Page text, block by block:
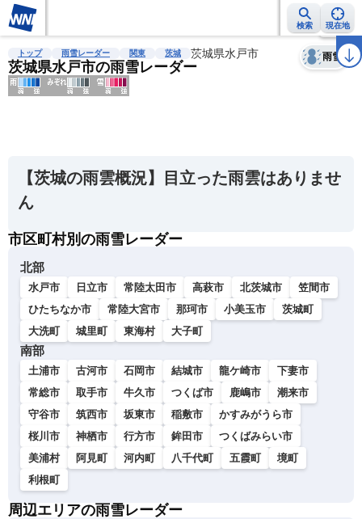
検索 現在地
雨雲レーダー 台風情報 地震情報 警報・注意報 2週間天気 ラ
トップ 雨雪レーダー 関東 茨城 茨城県水戸市
茨城県水戸市の雨雪レーダー
雨雪
天気 台風
【茨城の雨雲概況】目立った雨雲はありませ
ん
市区町村別の雨雪レーダー
北部
水戸市 日立市 常陸太田市 高萩市 北茨城市
笠間市
ひたちなか市
常陸大宮市 那珂市 小美玉市
茨城町
大洗町
城里町 東海村 大子町
南部
土浦市 古河市 石岡市 結城市 龍ケ崎市
下妻市
常総市
取手市 牛久市 つくば市 鹿嶋市
潮来市
守谷市
筑西市 坂東市 稲敷市
かすみがうら市
桜川市
神栖市 行方市 鉾田市
つくばみらい市
美浦村
阿見町 河内町 八千代町 五霞町
境町
利根町
周辺エリアの雨雪レーダー